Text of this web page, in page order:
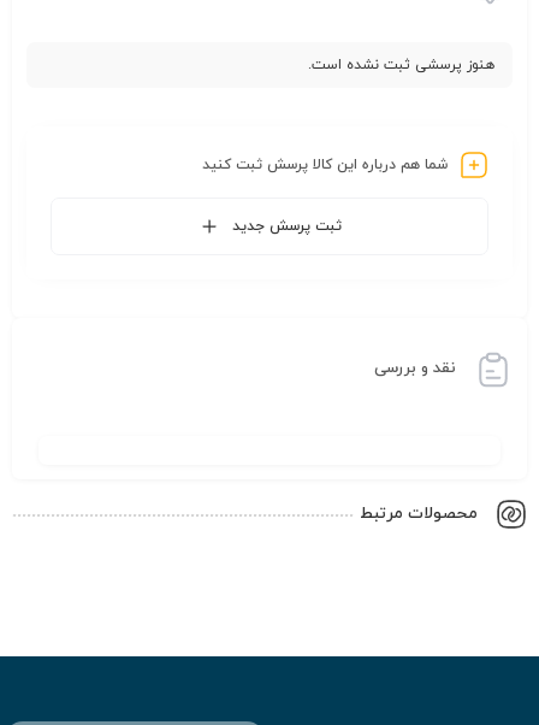
هنوز پرسشی ثبت نشده است.
شما هم درباره این کالا پرسش ثبت کنید
ثبت پرسش جدید
نقد و بررسی
محصولات مرتبط